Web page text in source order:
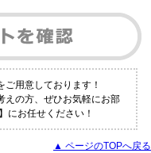
用意しております！
えの方、ぜひお気軽にお部
にお任せください！
▲ ページのTOPへ戻る